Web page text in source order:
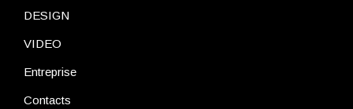
DESIGN
VIDEO
Entreprise
Contacts